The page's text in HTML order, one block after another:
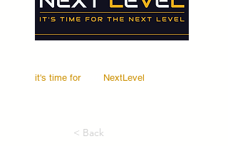
it's time for NextLevel
< Back